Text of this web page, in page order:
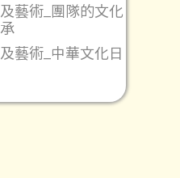
藝術_團隊的文化
藝術_中華文化日